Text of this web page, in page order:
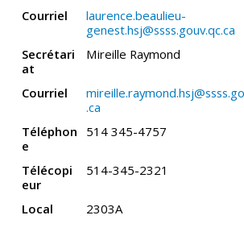
Courriel
laurence.beaulieu-
genest.hsj@ssss.gouv.qc.ca
Secrétari
at
Mireille Raymond
Courriel
.ca
Téléphon
e
514 345-4757
Télécopi
eur
514-345-2321
Local 2303A